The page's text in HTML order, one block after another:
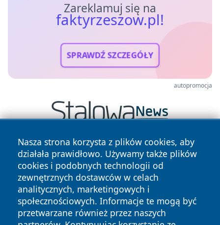
Zareklamuj się na
faktyrzeszow.pl!
SPRAWDŹ SZCZEGÓŁY
autopromocja
Nasza strona korzysta z plików cookies, aby
działała prawidłowo. Używamy także plików
cookies i podobnych technologii od
zewnętrznych dostawców w celach
analitycznych, marketingowych i
społecznościowych. Informacje te mogą być
przetwarzane również przez naszych
Copyright © 2026 faktyrzeszow.pl Wszystkie prawa
zastrzeżone.